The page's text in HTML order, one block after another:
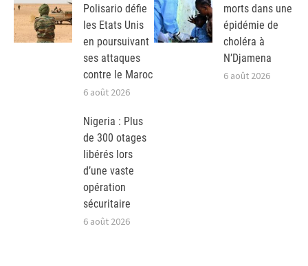
Polisario défie
les Etats Unis
en poursuivant
ses attaques
contre le Maroc
6 août 2026
morts dans une
épidémie de
choléra à
N’Djamena
6 août 2026
Nigeria : Plus
de 300 otages
libérés lors
d’une vaste
opération
sécuritaire
6 août 2026